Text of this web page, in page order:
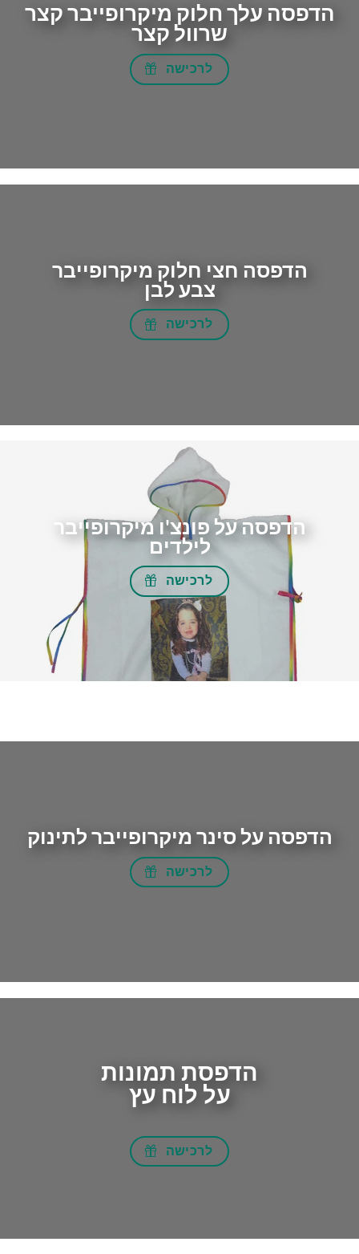
הדפסה עלך חלוק מיקרופייבר קצר
שרוול קצר
לרכישה
הדפסה חצי חלוק מיקרופייבר
צבע לבן
לרכישה
הדפסה על פונצ'ו מיקרופייבר
לילדים
לרכישה
הדפסה על סינר מיקרופייבר לתינוק
לרכישה
הדפסת תמונות
על לוח עץ
לרכישה